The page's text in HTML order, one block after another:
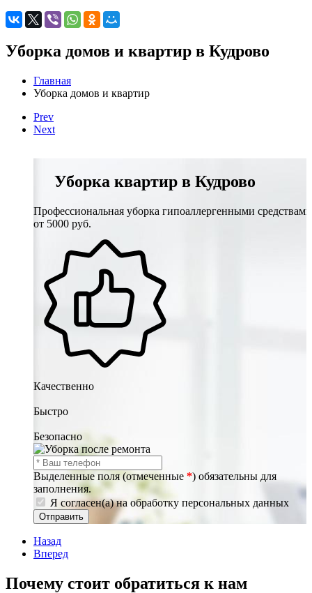
Уборка домов и квартир в Кудрово
Главная
Уборка домов и квартир
Prev
Next
Уборка квартир в Кудрово
Профессиональная уборка гипоаллергенными средствами
от 5000 руб.
Качественно
Быстро
Безопасно
Выделенные поля (отмеченные *) обязательны для
заполнения.
Я согласен(а) на обработку персональных данных
Отправить
Назад
Вперед
Почему стоит обратиться к нам